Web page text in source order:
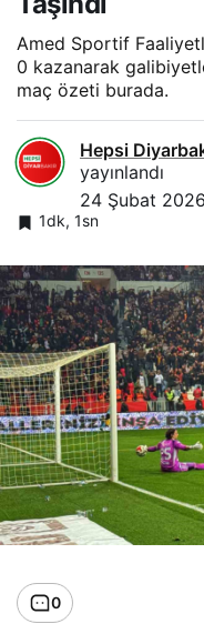
Amed Sportif
0 kazanarak
maç özeti burada.
Hepsi
yayınlandı
24 Şubat
1dk, 1sn
0